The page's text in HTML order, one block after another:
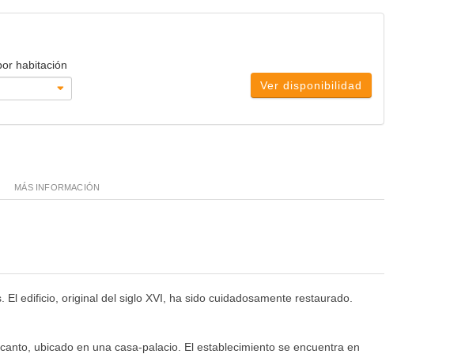
habitación
Ver disponibilidad
MÁS INFORMACIÓN
edificio, original del siglo XVI, ha sido cuidadosamente restaurado.
ubicado en una casa-palacio. El establecimiento se encuentra en